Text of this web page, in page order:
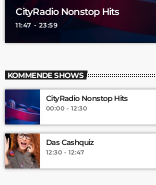
CityRadio Nonstop Hits
11:47 - 23:59
KOMMENDE SHOWS
CityRadio Nonstop Hits
00:00 - 12:30
Das Cashquiz
12:30 - 12:47